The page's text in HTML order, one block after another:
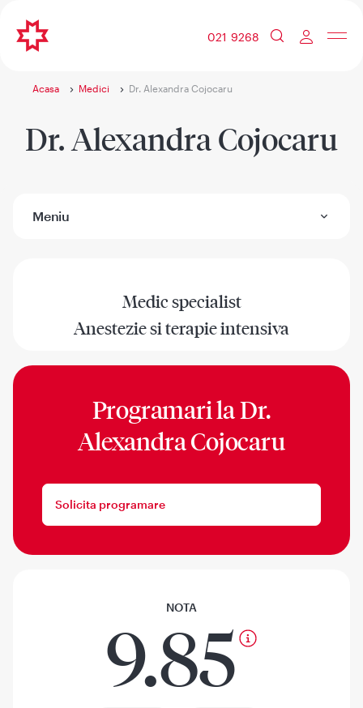
021 9268
Acasa Medici Dr. Alexandra Cojocaru
Dr. Alexandra Cojocaru
Meniu
Medic specialist
Anestezie si terapie intensiva
Programari laDr.
Alexandra Cojocaru
Solicita programare
NOTA
9.85